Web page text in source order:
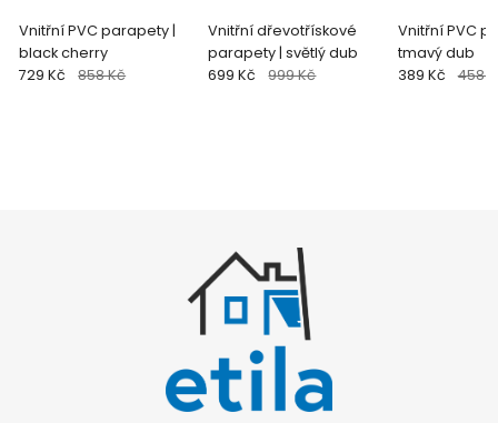
Vnitřní PVC parapety |
black cherry
729 Kč 858 Kč
Vnitřní dřevotřískové
parapety | světlý dub
699 Kč 999 Kč
Vnitřní PVC
tmavý dub
389 Kč 458